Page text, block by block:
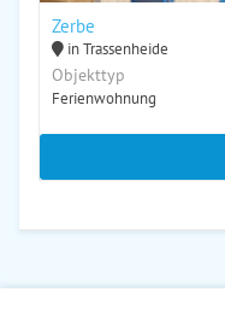
Zerbe
in Trassenheide
Objekttyp
Ferienwohnung